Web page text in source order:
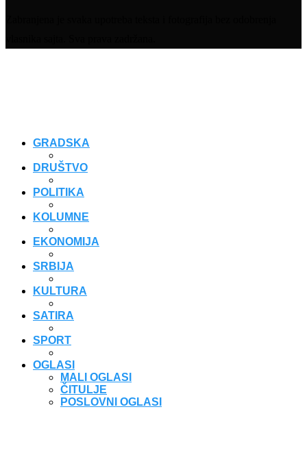
GRADSKA
DRUŠTVO
POLITIKA
KOLUMNE
EKONOMIJA
SRBIJA
KULTURA
SATIRA
SPORT
OGLASI
MALI OGLASI
ČITULJE
POSLOVNI OGLASI